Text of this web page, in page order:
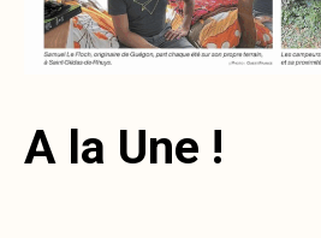
A la Une !